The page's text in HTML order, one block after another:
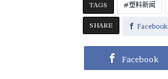
TAGS 塑料新闻
SHARE Facebook
Facebook